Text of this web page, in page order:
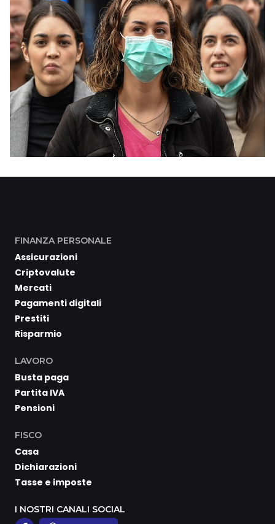
FINANZA PERSONALE
Assicurazioni
Criptovalute
Mercati
Pagamenti digitali
Prestiti
Risparmio
LAVORO
Busta paga
Partita IVA
Pensioni
FISCO
Casa
Dichiarazioni
Tasse e imposte
I NOSTRI CANALI SOCIAL